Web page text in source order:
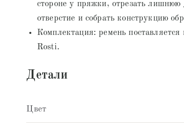
стороне у пряжки, отрезать лишнюю
отверстие и собрать конструкцию
Комплектация: ремень
Rosti.
Детали
Цвет